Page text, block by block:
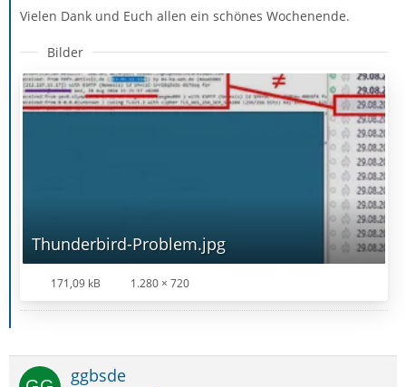
Vielen Dank und Euch allen ein schönes Wochenende.
Bilder
Thunderbird-Problem.jpg
171,09 kB 1.280 × 720
ggbsde